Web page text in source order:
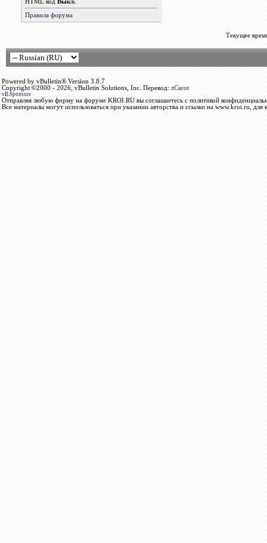
Правила форума
Текущее
Powered by vBulletin® Version 3.8.7
Copyright ©2000 - 2026, vBulletin Solutions, Inc. Перевод: zCarot
vB.Sponsors
Отправляя любую форму на форуме KROI.RU вы соглашаетесь с политикой
Все материалы могут использоваться при указании авторства и ссылки на www.kroi.ru, для